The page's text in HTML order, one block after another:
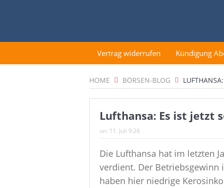
Vertrag widerrufen Kündigung
HOME BÖRSEN-BLOG
Lufthansa: Es ist jetzt
on: 11. Juli 9:26
Die Lufthansa hat im letzten
verdient. Der Betriebsgewinn
haben hier niedrige